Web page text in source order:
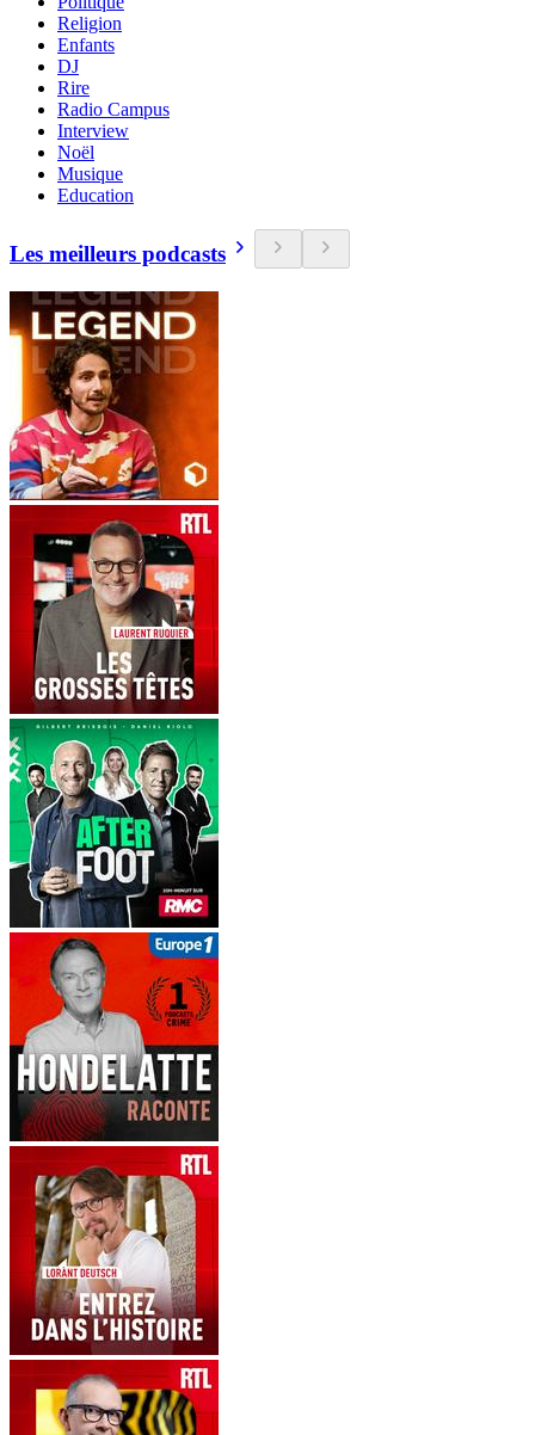
Religion
Enfants
DJ
Rire
Radio Campus
Interview
Noël
Musique
Education
Les meilleurs podcasts